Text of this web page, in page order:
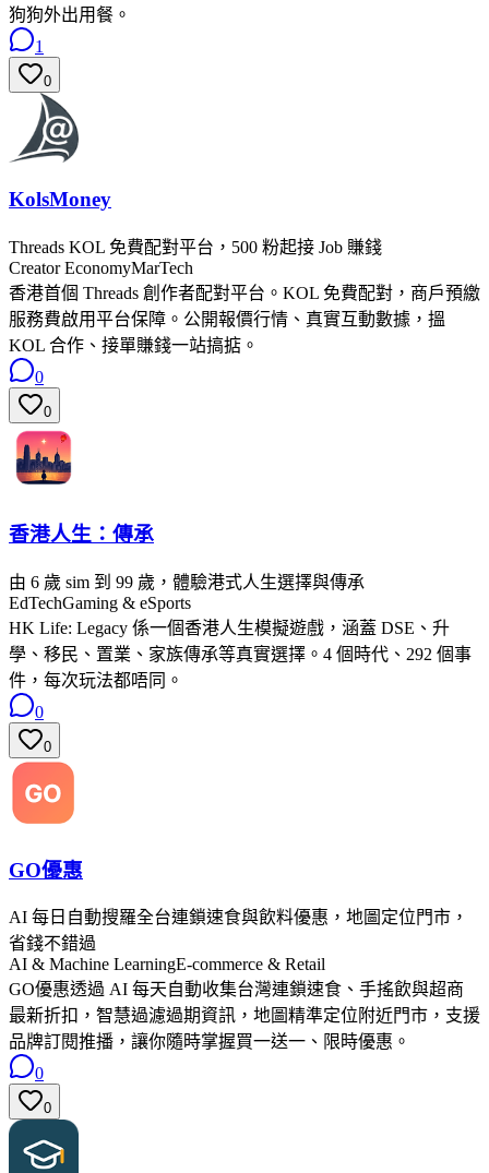
狗狗外出用餐。
1
0
KolsMoney
Threads KOL 免費配對平台，500 粉起接 Job 賺錢
Creator EconomyMarTech
香港首個 Threads 創作者配對平台。KOL 免費配對，商戶預繳
服務費啟用平台保障。公開報價行情、真實互動數據，搵
KOL 合作、接單賺錢一站搞掂。
0
0
香港人生：傳承
由 6 歲 sim 到 99 歲，體驗港式人生選擇與傳承
EdTechGaming & eSports
HK Life: Legacy 係一個香港人生模擬遊戲，涵蓋 DSE、升
學、移民、置業、家族傳承等真實選擇。4 個時代、292 個事
件，每次玩法都唔同。
0
0
GO優惠
AI 每日自動搜羅全台連鎖速食與飲料優惠，地圖定位門市，
省錢不錯過
AI & Machine LearningE-commerce & Retail
GO優惠透過 AI 每天自動收集台灣連鎖速食、手搖飲與超商
最新折扣，智慧過濾過期資訊，地圖精準定位附近門市，支援
品牌訂閱推播，讓你隨時掌握買一送一、限時優惠。
0
0